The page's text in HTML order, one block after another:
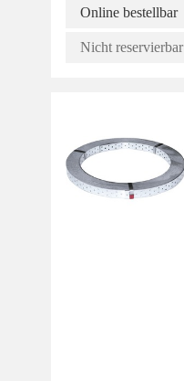
Online bestellbar
Nicht reservierbar